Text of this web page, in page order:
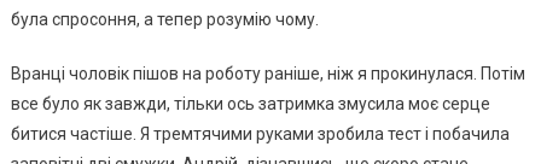
була спросоння, а тепер розумію чому.
Вранці чоловік пішов на роботу раніше, ніж я прокинулася. Потім
все було як завжди, тільки ось затримка змусила моє серце
битися частіше. Я тремтячими руками зробила тест і побачила